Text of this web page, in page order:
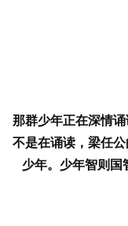
那群少年正在深情诵
不是在诵读，梁任
少年。少年智则